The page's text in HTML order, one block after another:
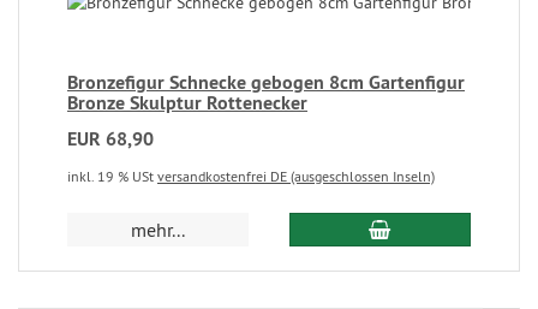
Bronzefigur Schnecke gebogen 8cm Gartenfigur
Bronze Skulptur Rottenecker
EUR 68,90
inkl. 19 % USt versandkostenfrei DE (ausgeschlossen Inseln)
mehr...